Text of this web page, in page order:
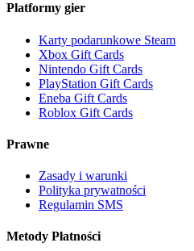
Platformy gier
Karty podarunkowe Steam
Xbox Gift Cards
Nintendo Gift Cards
PlayStation Gift Cards
Eneba Gift Cards
Roblox Gift Cards
Prawne
Zasady i warunki
Polityka prywatności
Regulamin SMS
Metody Płatności